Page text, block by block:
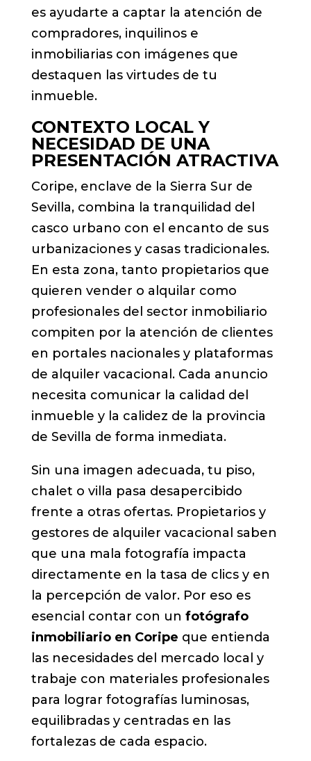
es ayudarte a captar la atención de
compradores, inquilinos e
inmobiliarias con imágenes que
destaquen las virtudes de tu
inmueble.
CONTEXTO LOCAL Y
NECESIDAD DE UNA
PRESENTACIÓN ATRACTIVA
Coripe, enclave de la Sierra Sur de
Sevilla, combina la tranquilidad del
casco urbano con el encanto de sus
urbanizaciones y casas tradicionales.
En esta zona, tanto propietarios que
quieren vender o alquilar como
profesionales del sector inmobiliario
compiten por la atención de clientes
en portales nacionales y plataformas
de alquiler vacacional. Cada anuncio
necesita comunicar la calidad del
inmueble y la calidez de la provincia
de Sevilla de forma inmediata.
Sin una imagen adecuada, tu piso,
chalet o villa pasa desapercibido
frente a otras ofertas. Propietarios y
gestores de alquiler vacacional saben
que una mala fotografía impacta
directamente en la tasa de clics y en
la percepción de valor. Por eso es
esencial contar con un fotógrafo
inmobiliario en Coripe que entienda
las necesidades del mercado local y
trabaje con materiales profesionales
para lograr fotografías luminosas,
equilibradas y centradas en las
fortalezas de cada espacio.